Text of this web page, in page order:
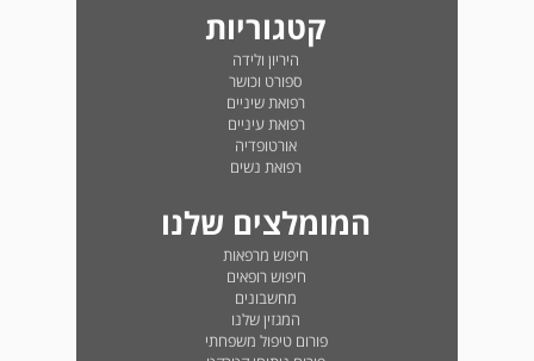
קטגוריות
היריון ולידה
ספורט וכושר
רפואת שיניים
רפואת עיניים
אורטופדיה
רפואת נשים
המומלצים שלנו
חיפוש מרפאות
חיפוש רופאים
מחשבונים
המגזין שלנו
פורום טיפול משפחתי